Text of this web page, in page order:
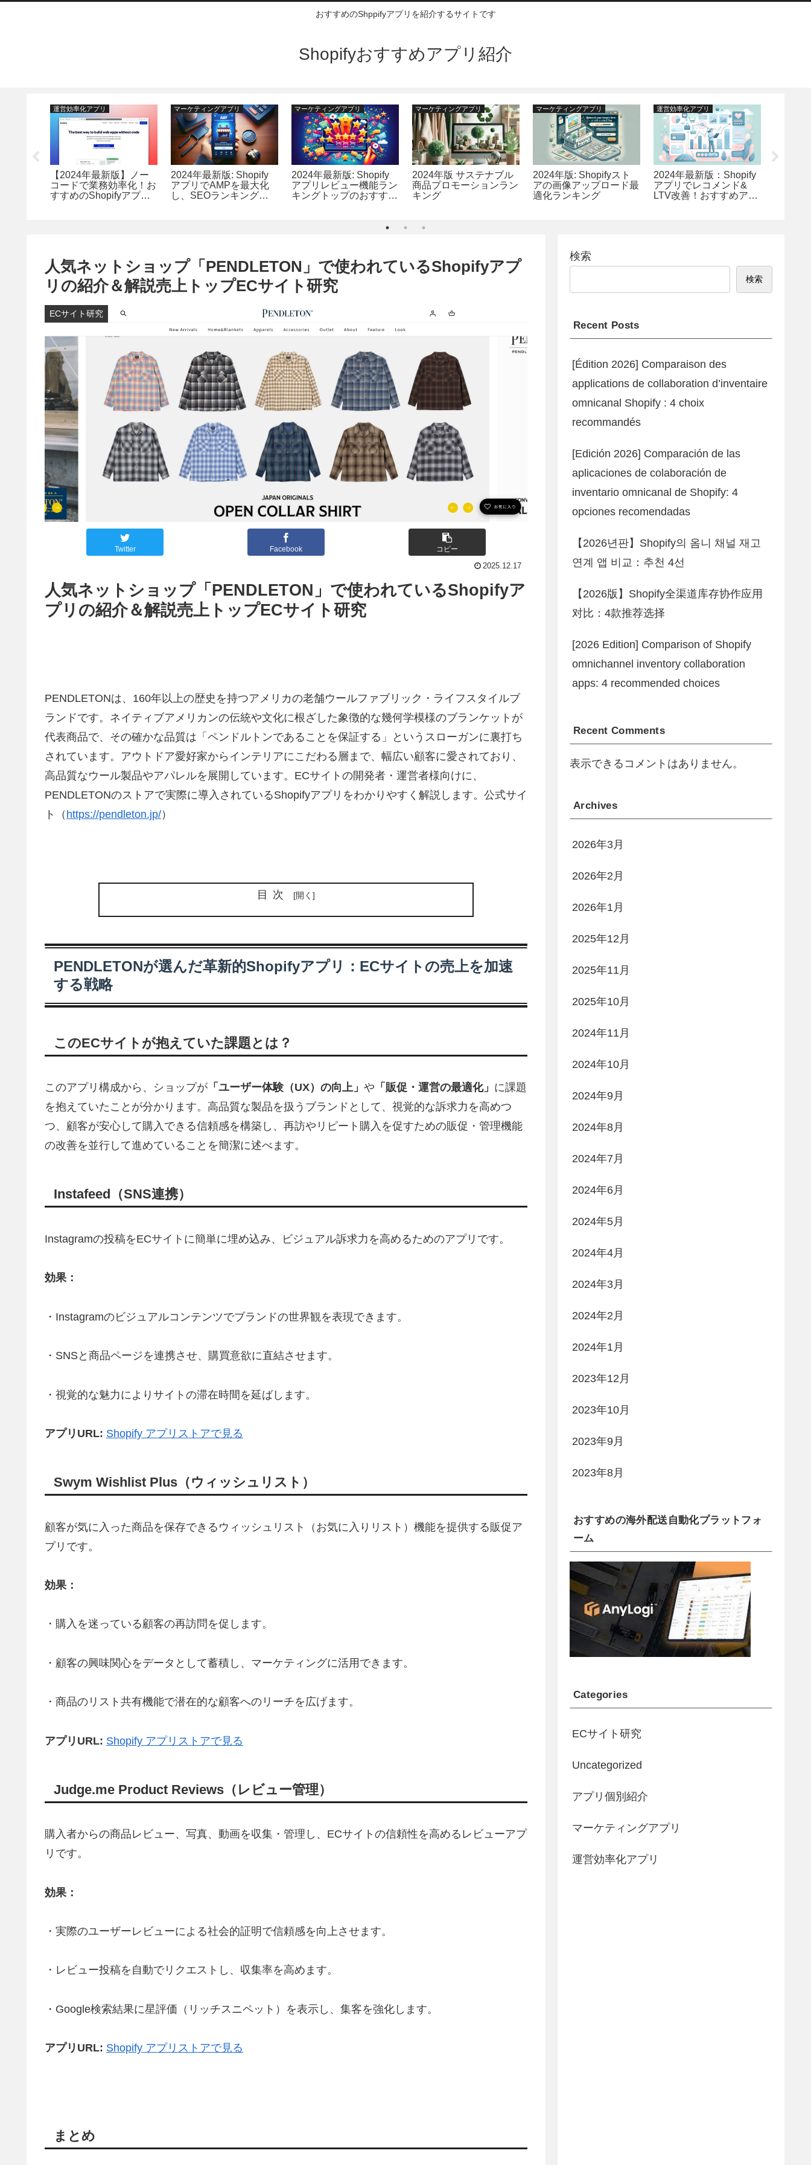
おすすめのShppifyアプリを紹介するサイトです
Shopifyおすすめアプリ紹介
運営効率化アプリ
【2024年最新版】ノー
コードで業務効率化！お
すすめのShopifyアプリ
マーケティングアプリ
2024年最新版: Shopify
アプリでAMPを最大化
し、SEOランキングを
マーケティングアプリ
2024年最新版: Shopify
アプリレビュー機能ラン
キングトップのおすすめ
マーケティングアプリ
2024年版 サステナブル
商品プロモーションラン
キング
マーケティングアプリ
2024年版: Shopifyスト
アの画像アップロード最
適化ランキング
運営効率化アプリ
2024年最新版：Shopify
アプリでレコメンド&
LTV改善！おすすめアプ
人気ネットショップ「PENDLETON」で使われているShopifyアプ
リの紹介＆解説売上トップECサイト研究
ECサイト研究
Twitter Facebook コピー
2025.12.17
人気ネットショップ「PENDLETON」で使われているShopifyア
プリの紹介＆解説売上トップECサイト研究
PENDLETONは、160年以上の歴史を持つアメリカの老舗ウールファブリック・ライフスタイルブ
ランドです。ネイティブアメリカンの伝統や文化に根ざした象徴的な幾何学模様のブランケットが
代表商品で、その確かな品質は「ペンドルトンであることを保証する」というスローガンに裏打ち
されています。アウトドア愛好家からインテリアにこだわる層まで、幅広い顧客に愛されており、
高品質なウール製品やアパレルを展開しています。ECサイトの開発者・運営者様向けに、
PENDLETONのストアで実際に導入されているShopifyアプリをわかりやすく解説します。公式サイ
ト（ https://pendleton.jp/）
目次
PENDLETONが選んだ革新的Shopifyアプリ：ECサイトの売上を加速
する戦略
このECサイトが抱えていた課題とは？
このアプリ構成から、ショップが 「ユーザー体験（UX）の向上」 や 「販促・運営の最適化」 に課題
を抱えていたことが分かります。高品質な製品を扱うブランドとして、視覚的な訴求力を高めつ
つ、顧客が安心して購入できる信頼感を構築し、再訪やリピート購入を促すための販促・管理機能
の改善を並行して進めていることを簡潔に述べます。
Instafeed（SNS連携）
Instagramの投稿をECサイトに簡単に埋め込み、ビジュアル訴求力を高めるためのアプリです。
効果：
・Instagramのビジュアルコンテンツでブランドの世界観を表現できます。
・SNSと商品ページを連携させ、購買意欲に直結させます。
・視覚的な魅力によりサイトの滞在時間を延ばします。
アプリURL: Shopify アプリストアで見る
Swym Wishlist Plus（ウィッシュリスト）
顧客が気に入った商品を保存できるウィッシュリスト（お気に入りリスト）機能を提供する販促ア
プリです。
効果：
・購入を迷っている顧客の再訪問を促します。
・顧客の興味関心をデータとして蓄積し、マーケティングに活用できます。
・商品のリスト共有機能で潜在的な顧客へのリーチを広げます。
アプリURL: Shopify アプリストアで見る
Judge.me Product Reviews（レビュー管理）
購入者からの商品レビュー、写真、動画を収集・管理し、ECサイトの信頼性を高めるレビューアプ
リです。
効果：
・実際のユーザーレビューによる社会的証明で信頼感を向上させます。
・レビュー投稿を自動でリクエストし、収集率を高めます。
・Google検索結果に星評価（リッチスニペット）を表示し、集客を強化します。
アプリURL: Shopify アプリストアで見る
まとめ
検索
検索
Recent Posts
[Édition 2026] Comparaison des
applications de collaboration d’inventaire
omnicanal Shopify : 4 choix
recommandés
[Edición 2026] Comparación de las
aplicaciones de colaboración de
inventario omnicanal de Shopify: 4
opciones recomendadas
【2026년판】Shopify의 옴니 채널 재고
연계 앱 비교：추천 4선
【2026版】Shopify全渠道库存协作应用
对比：4款推荐选择
[2026 Edition] Comparison of Shopify
omnichannel inventory collaboration
apps: 4 recommended choices
Recent Comments
表示できるコメントはありません。
Archives
2026年3月
2026年2月
2026年1月
2025年12月
2025年11月
2025年10月
2024年11月
2024年10月
2024年9月
2024年8月
2024年7月
2024年6月
2024年5月
2024年4月
2024年3月
2024年2月
2024年1月
2023年12月
2023年10月
2023年9月
2023年8月
おすすめの海外配送自動化プラットフォ
ーム
Categories
ECサイト研究
Uncategorized
アプリ個別紹介
マーケティングアプリ
運営効率化アプリ